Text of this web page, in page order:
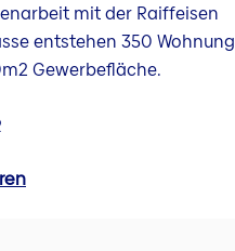
mit der Raiffeisen
entstehen 350
Gewerbefläche.